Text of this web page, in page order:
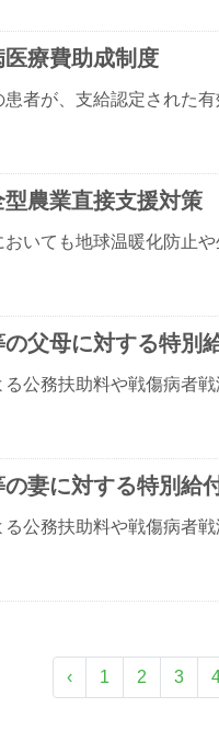
療費助成制度
患者が、支給認定された
農業直接支援対策
おいても地球温暖化防止
父母に対する特別
る公務扶助料や戦傷病者
妻に対する特別給
る公務扶助料や戦傷病者
‹ 1 2 3